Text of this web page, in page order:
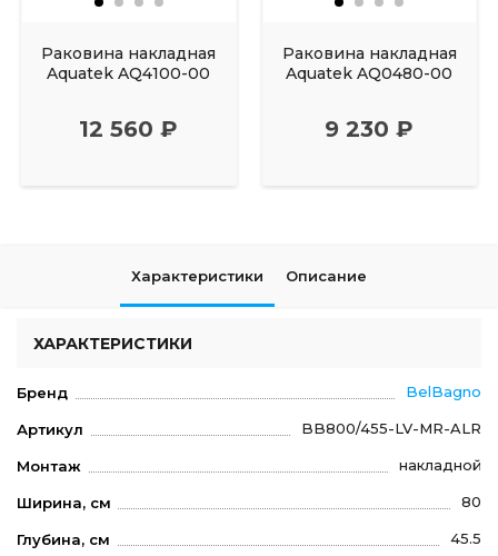
Раковина накладная
Aquatek AQ4100-00
12 560 ₽
Раковина накладная
Aquatek AQ0480-00
9 230 ₽
Характеристики Описание
ХАРАКТЕРИСТИКИ
Бренд BelBagno
Артикул BB800/455-LV-MR-ALR
Монтаж накладной
Ширина, см 80
Глубина, см 45.5